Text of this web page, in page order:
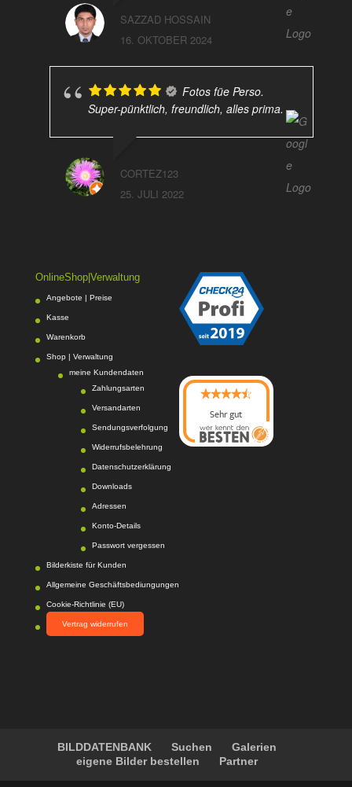
SAZZAD HOSSAIN
16. OKTOBER 2024
Fotos füe Perso.
Super-pünktlich, freundlich, alles prima.
CORTEZ123
25. JULI 2022
OnlineShop|Verwaltung
Angebote | Preise
Kasse
Warenkorb
Shop | Verwaltung
meine Kundendaten
Zahlungsarten
Versandarten
Sendungsverfolgung
Widerrufsbelehrung
Datenschutzerklärung
Downloads
Adressen
Konto-Details
Passwort vergessen
Bilderkiste für Kunden
Allgemeine Geschäftsbediungungen
Cookie-Richtlinie (EU)
Vertrag widerrufen
Sehr gut
08/2026
Photo-Proßwitzhat
BILDDATENBANK Suchen
Galerien
eigene Bilder bestellen
Partner